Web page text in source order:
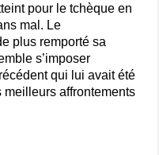
pour le tchèque en
mal. Le
plus remporté sa
s’imposer
qui lui avait été
meilleurs affrontements